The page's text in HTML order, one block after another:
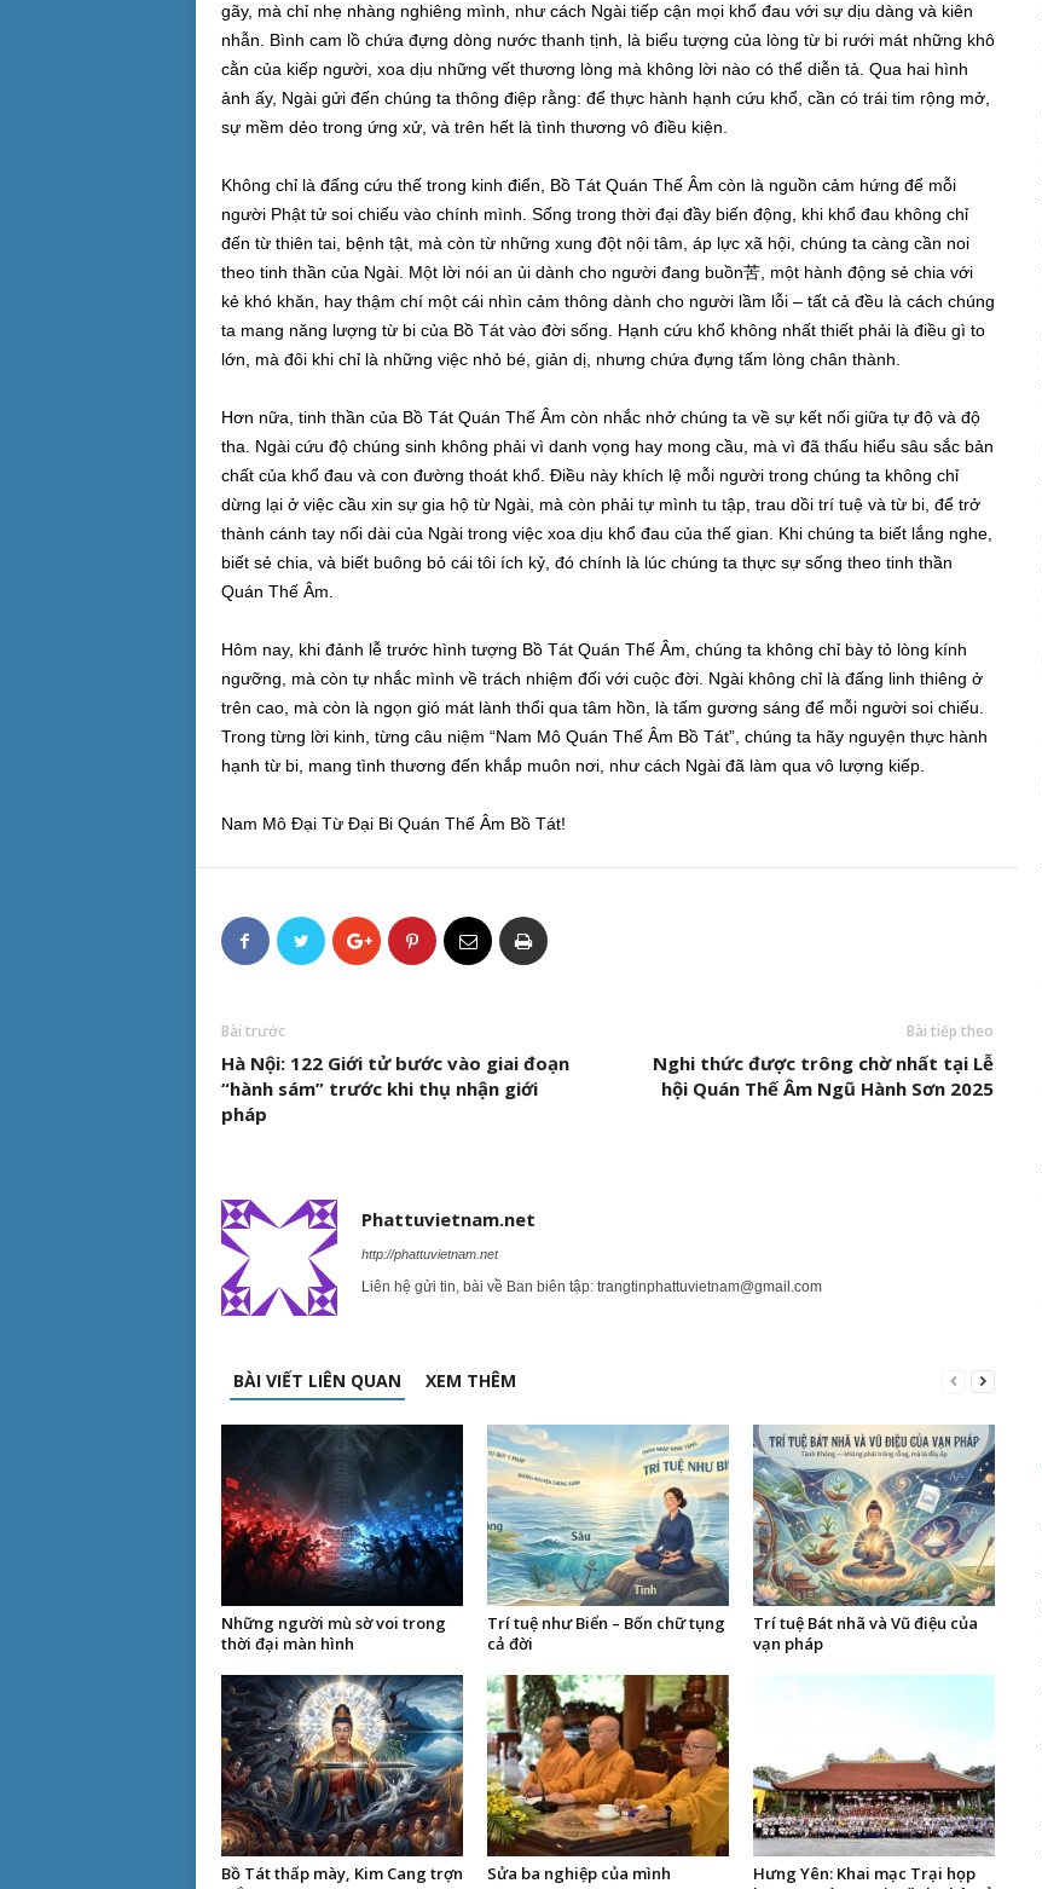
gãy, mà chỉ nhẹ nhàng nghiêng mình, như cách Ngài tiếp cận mọi khổ đau với sự dịu dàng và kiên
nhẫn. Bình cam lồ chứa đựng dòng nước thanh tịnh, là biểu tượng của lòng từ bi rưới mát những khô
cằn của kiếp người, xoa dịu những vết thương lòng mà không lời nào có thể diễn tả. Qua hai hình
ảnh ấy, Ngài gửi đến chúng ta thông điệp rằng: để thực hành hạnh cứu khổ, cần có trái tim rộng mở,
sự mềm dẻo trong ứng xử, và trên hết là tình thương vô điều kiện.
Không chỉ là đấng cứu thế trong kinh điển, Bồ Tát Quán Thế Âm còn là nguồn cảm hứng để mỗi
người Phật tử soi chiếu vào chính mình. Sống trong thời đại đầy biến động, khi khổ đau không chỉ
đến từ thiên tai, bệnh tật, mà còn từ những xung đột nội tâm, áp lực xã hội, chúng ta càng cần noi
theo tinh thần của Ngài. Một lời nói an ủi dành cho người đang buồn苦, một hành động sẻ chia với
kẻ khó khăn, hay thậm chí một cái nhìn cảm thông dành cho người lầm lỗi – tất cả đều là cách chúng
ta mang năng lượng từ bi của Bồ Tát vào đời sống. Hạnh cứu khổ không nhất thiết phải là điều gì to
lớn, mà đôi khi chỉ là những việc nhỏ bé, giản dị, nhưng chứa đựng tấm lòng chân thành.
Hơn nữa, tinh thần của Bồ Tát Quán Thế Âm còn nhắc nhở chúng ta về sự kết nối giữa tự độ và độ
tha. Ngài cứu độ chúng sinh không phải vì danh vọng hay mong cầu, mà vì đã thấu hiểu sâu sắc bản
chất của khổ đau và con đường thoát khổ. Điều này khích lệ mỗi người trong chúng ta không chỉ
dừng lại ở việc cầu xin sự gia hộ từ Ngài, mà còn phải tự mình tu tập, trau dồi trí tuệ và từ bi, để trở
thành cánh tay nối dài của Ngài trong việc xoa dịu khổ đau của thế gian. Khi chúng ta biết lắng nghe,
biết sẻ chia, và biết buông bỏ cái tôi ích kỷ, đó chính là lúc chúng ta thực sự sống theo tinh thần
Quán Thế Âm.
Hôm nay, khi đảnh lễ trước hình tượng Bồ Tát Quán Thế Âm, chúng ta không chỉ bày tỏ lòng kính
ngưỡng, mà còn tự nhắc mình về trách nhiệm đối với cuộc đời. Ngài không chỉ là đấng linh thiêng ở
trên cao, mà còn là ngọn gió mát lành thổi qua tâm hồn, là tấm gương sáng để mỗi người soi chiếu.
Trong từng lời kinh, từng câu niệm “Nam Mô Quán Thế Âm Bồ Tát”, chúng ta hãy nguyện thực hành
hạnh từ bi, mang tình thương đến khắp muôn nơi, như cách Ngài đã làm qua vô lượng kiếp.
Nam Mô Đại Từ Đại Bi Quán Thế Âm Bồ Tát!
Bài trước
Hà Nội: 122 Giới tử bước vào giai đoạn
“hành sám” trước khi thụ nhận giới
pháp
Bài tiếp theo
Nghi thức được trông chờ nhất tại Lễ
hội Quán Thế Âm Ngũ Hành Sơn 2025
Phattuvietnam.net
http://phattuvietnam.net
Liên hệ gửi tin, bài về Ban biên tập: trangtinphattuvietnam@gmail.com
BÀI VIẾT LIÊN QUAN XEM THÊM
Những người mù sờ voi trong
thời đại màn hình
Trí tuệ như Biển – Bốn chữ tụng
cả đời
Trí tuệ Bát nhã và Vũ điệu của
vạn pháp
Bồ Tát thấp mày, Kim Cang trợn
Sửa ba nghiệp của mình
Hưng Yên: Khai mạc Trại họp